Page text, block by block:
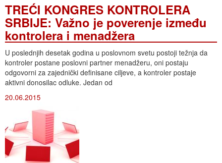
TREĆI KONGRES KONTROLERA
SRBIJE: Važno je poverenje između
kontrolera i menadžera
U poslednjih desetak godina u poslovnom svetu postoji težnja da
kontroler postane poslovni partner menadžeru, oni postaju
odgovorni za zajednički definisane ciljeve, a kontroler postaje
aktivni donosilac odluke. Jedan od
20.06.2015